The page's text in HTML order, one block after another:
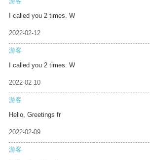
I called you 2 times. W
2022-02-12
游客
I called you 2 times. W
2022-02-10
游客
Hello, Greetings fr
2022-02-09
游客